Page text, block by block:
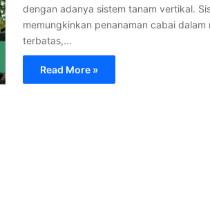
dengan adanya sistem tanam vertikal.
memungkinkan penanaman cabai dalam
terbatas,…
Read More »